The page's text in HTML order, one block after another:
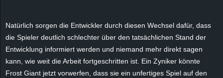
Natürlich sorgen die Entwickler durch diesen Wechsel dafür, dass
die Spieler deutlich schlechter über den tatsächlichen Stand der
Entwicklung informiert werden und niemand mehr direkt sagen
kann, wie weit die Arbeit fortgeschritten ist. Ein Zyniker könnte
Frost Giant jetzt vorwerfen, dass sie ein unfertiges Spiel auf den